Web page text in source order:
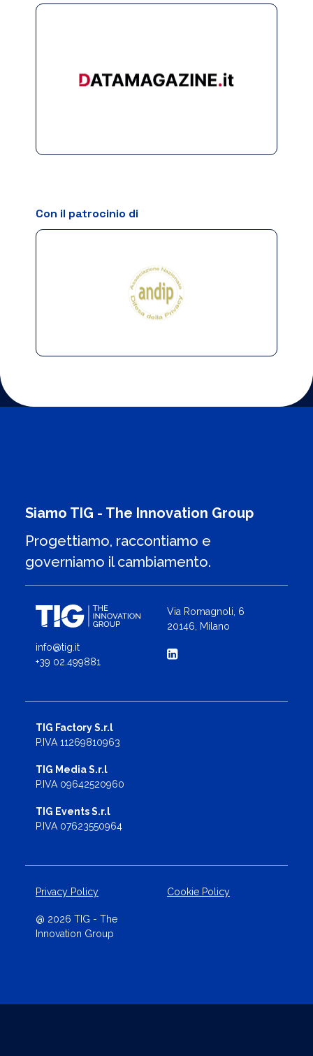
Con il patrocinio di
Siamo TIG - The Innovation Group
Progettiamo, raccontiamo e
governiamo il cambiamento.
info@tig.it
+39 02.499881
Via Romagnoli, 6
20146, Milano
TIG Factory S.r.l
P.IVA 11269810963
TIG Media S.r.l
P.IVA 09642520960
TIG Events S.r.l
P.IVA 07623550964
Privacy Policy Cookie Policy
@ 2026 TIG - The
Innovation Group